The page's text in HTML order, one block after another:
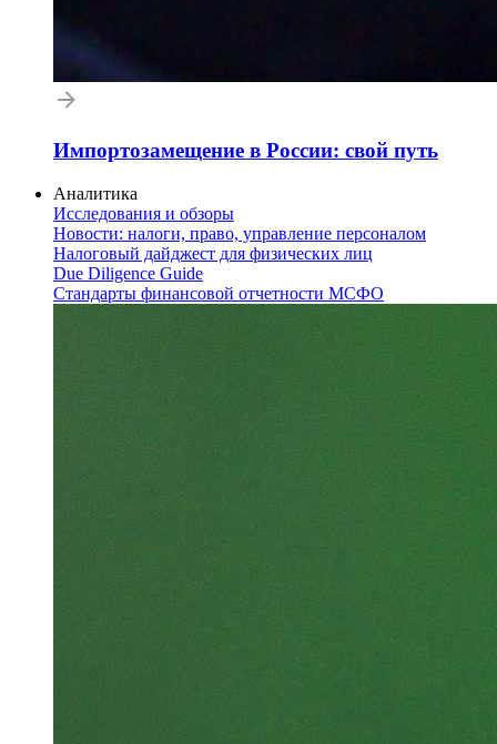
Импортозамещение в России: свой путь
Аналитика
Исследования и обзоры
Новости: налоги, право, управление персоналом
Налоговый дайджест для физических лиц
Due Diligence Guide
Стандарты финансовой отчетности МСФО